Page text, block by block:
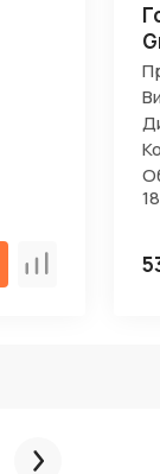
Сравнить
18